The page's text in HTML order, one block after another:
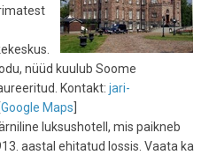
nüüd kuulub Soome
Kontakt: jari-
Google Maps
luksushotell, mis paikneb
aastal ehitatud lossis. Vaata ka